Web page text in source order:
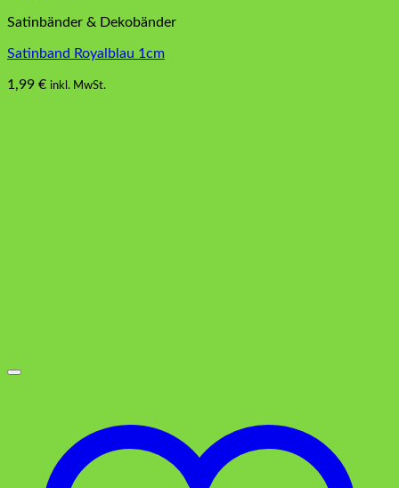
Satinbänder & Dekobänder
Satinband Royalblau 1cm
1,99 € inkl. MwSt.